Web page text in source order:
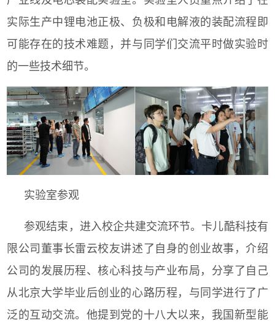
实际生产中锂电池正极、负极和电解液的装配流程即
可能存在的技术难题，并与同学们交流平时做实验时
的一些技术细节。
实验室参观
参观结束，进入校企共建交流环节。卡儿酷科技有
限公司董事长雷云校友讲述了自身的创业故事，介绍
公司的发展历程、核心科技与产业布局，分享了自己
从北京大学毕业后创业的心路历程，与同学进行了广
泛的互动交流。他提到党的十八大以来，我国新型能